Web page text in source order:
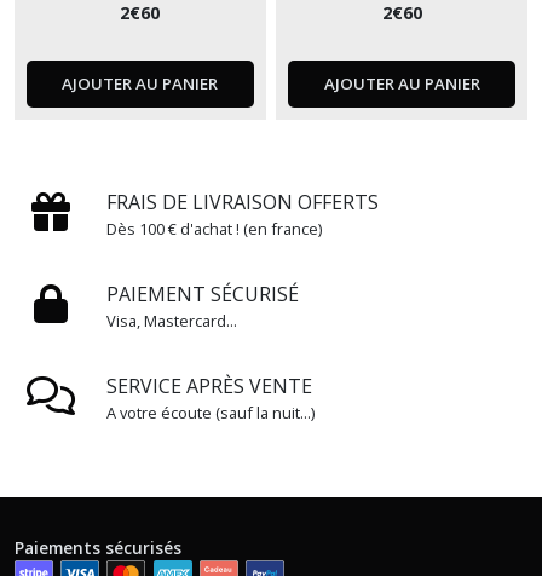
2€60
AJOUTER AU PANIER
2€60
AJOUTER AU PANIER
FRAIS DE LIVRAISON OFFERTS
Dès 100 € d'achat ! (en france)
PAIEMENT SÉCURISÉ
Visa, Mastercard...
SERVICE APRÈS VENTE
A votre écoute (sauf la nuit...)
Paiements sécurisés